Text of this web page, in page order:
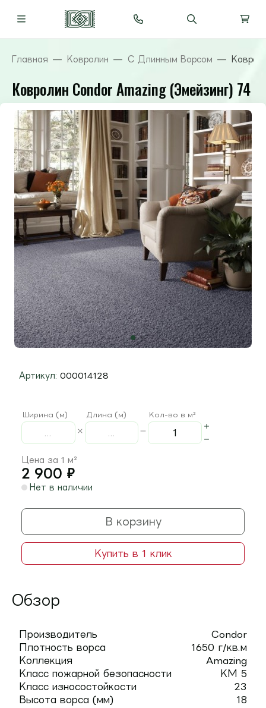
Главная Ковролин С Длинным Ворсом
Ковролин Condor Amazing (Эмейзинг) 74
Артикул: 000014128
Ширина (м) Длина (м) Кол-во в м²
Цена за 1 м²
2 900 ₽
Нет в наличии
В корзину
Купить в 1 клик
Обзор
Производитель
Condor
Плотность ворса
1650 г/кв.м
Коллекция
Amazing
Класс пожарной безопасности
КМ 5
Класс износостойкости
23
Высота ворса (мм)
18